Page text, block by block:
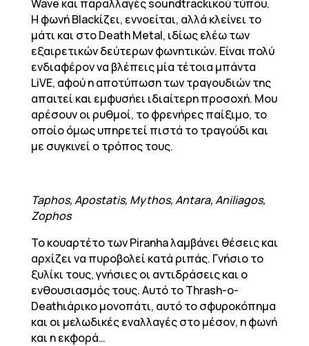
Wave και παραλλαγές soundtrackικού τύπου.
Η φωνή Blackίζει, εννοείται, αλλά κλείνει το
μάτι και στο Death Metal, ιδίως ελέω των
εξαιρετικών δεύτερων φωνητικών. Είναι πολύ
ενδιαφέρον να βλέπεις μία τέτοια μπάντα
LiVE, αφού η αποτύπωση των τραγουδιών της
απαιτεί και εμφυσήει ιδιαίτερη προσοχή. Μου
αρέσουν οι ρυθμοί, το φρενήρες παίξιμο, το
οποίο όμως υπηρετεί πιστά το τραγούδι και
με συγκινεί ο τρόπος τους.
Taphos, Apostatis, Mythos, Antara, Aniliagos,
Zophos
Το κουαρτέτο των Piranha λαμβάνει θέσεις και
αρχίζει να πυροβολεί κατά ριπάς. Γνήσιο το
ξυλίκι τους, γνήσιες οι αντιδράσεις και ο
ενθουσιασμός τους. Αυτό το Thrash-o-
Deathιάρικο μονοπάτι, αυτό το σφυροκόπημα
και οι μελωδικές εναλλαγές στο μέσον, η φωνή
και η εκφορά…